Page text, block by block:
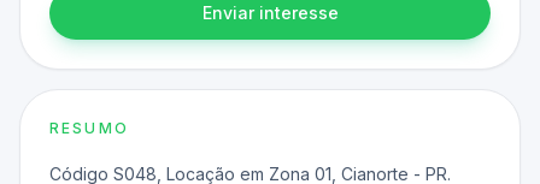
Enviar interesse
RESUMO
Código S048, Locação em Zona 01, Cianorte - PR.